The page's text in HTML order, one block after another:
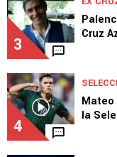
2 1
juego
3
Cruz